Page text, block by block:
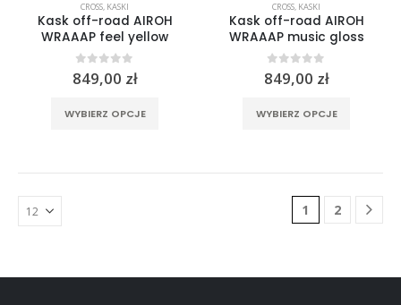
CROSS, KASKI
Kask off-road AIROH
WRAAAP feel yellow
0 out of 5
849,00 zł
WYBIERZ OPCJE
CROSS, KASKI
Kask off-road AIROH
WRAAAP music gloss
0 out of 5
849,00 zł
WYBIERZ OPCJE
Opcje
można
1 2